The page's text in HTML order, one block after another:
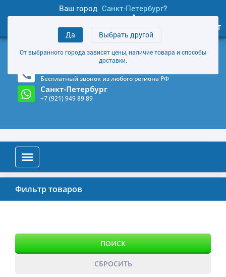
Ваш город Санкт-Петербург?
Да Выбрать другой
От выбранного города зависят цены, наличие товара и способы
доставки.
товаров
Личный кабинет
+7 (921) 949 89 89
Магазин и склад в Санкт-Петербурге (Карта)
Бесплатный звонок из любого региона РФ
Санкт-Петербург
+7 (921) 949 89 89
Фильтр товаров
ПОИСК
СБРОСИТЬ